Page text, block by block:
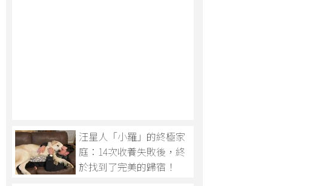
汪星人「小羅」的終極家
庭：14次收養失敗後，終
於找到了完美的歸宿！